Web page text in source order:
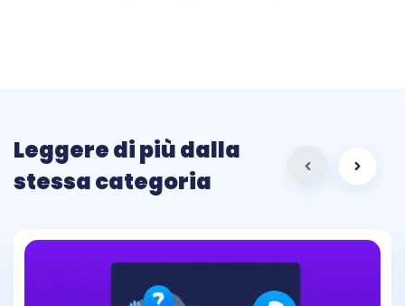
Leggere di più dalla
stessa categoria